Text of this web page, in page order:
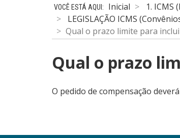
Inicial
1. ICMS
LEGISLAÇÃO ICMS
Qual o prazo limite para
Qual o prazo
O pedido de compensação